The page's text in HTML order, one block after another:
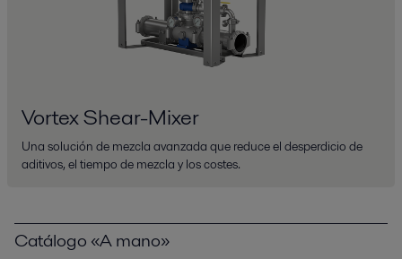
Vortex Shear-Mixer
Una solución de mezcla avanzada que reduce el desperdicio de
aditivos, el tiempo de mezcla y los costes.
Catálogo «A mano»